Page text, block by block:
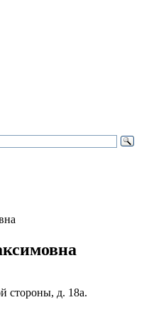
стороны, д. 18а.